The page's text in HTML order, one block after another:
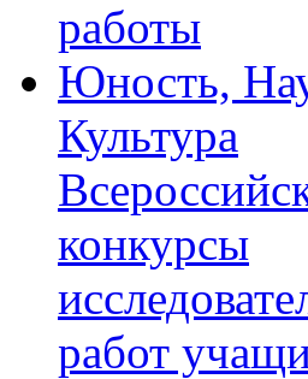
работы
Юность,
Культура
конкурсы
работ